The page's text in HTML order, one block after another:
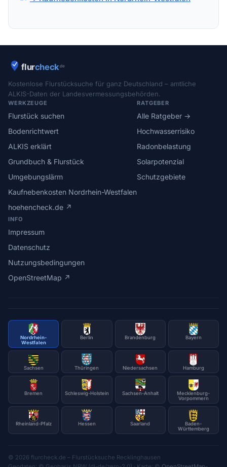
Kostenlose Flurstücksuche für ganz Deutschland – amtliche
ALKIS-Daten der Landesvermessungsbehörden.
WERKZEUGE
Flurstück suchen
Bodenrichtwert
ALKIS erklärt
Grundbuch & Flurstück
Umgebungslärm
Kaufnebenkosten Nordrhein-Westfalen
hoehencheck.de ↗
RATGEBER
Alle Ratgeber →
Hochwasserrisiko
Radonbelastung
Solarpotenzial
Schutzgebiete
INFO
Impressum
Datenschutz
Nutzungsbedingungen
OpenStreetMap ↗
Nordrhein-
Westfalen
Berlin Brandenburg Bayern
Sachsen Thüringen Niedersachsen Hamburg
Bremen Schleswig-Holstein Sachsen-Anhalt
Mecklenburg-
Vorpommern
Rheinland-Pfalz Hessen Saarland
Baden-
Württemberg
© 2026 flurcheck.de – Flurstücksuche Recklinghausen